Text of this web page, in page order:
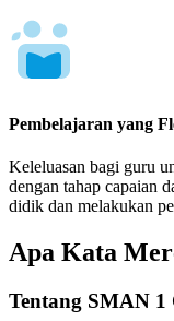
Pembelajaran yang
Keleluasan bagi guru
dengan tahap capaian
didik dan melakukan
Apa Kata
Tentang SMAN 1